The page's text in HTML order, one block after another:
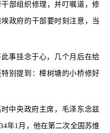
部组织修理，并叮嘱道，修
政府的干部要时刻注意，当
事挂念于心，几个月后在给
别提到：樟树塘的小桥修好
中央政府主席，毛泽东念兹
年1月，他在第二次全国苏维